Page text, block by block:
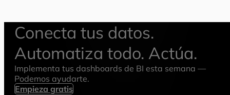
Conecta tus datos.
Automatiza todo. Actúa.
Implementa tus dashboards de BI esta semana —
Podemos ayudarte.
Empieza gratis